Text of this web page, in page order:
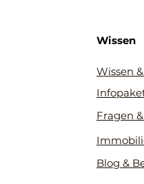
Wissen
Wissen
Fragen
Blog &